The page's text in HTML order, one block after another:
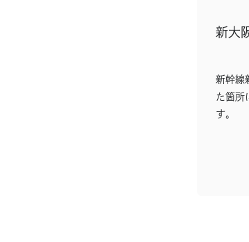
新大
新幹線
た箇所
す。